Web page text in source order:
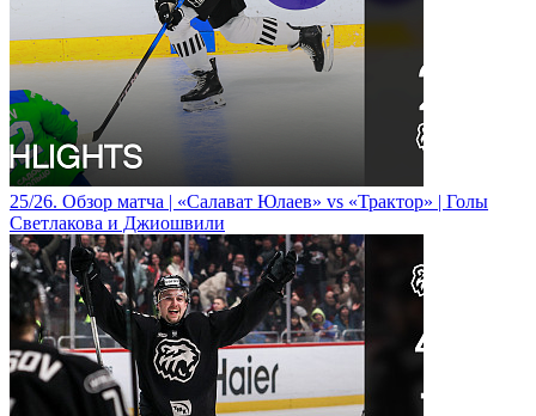
25/26. Обзор матча | «Салават Юлаев» vs «Трактор» | Голы
Светлакова и Джиошвили